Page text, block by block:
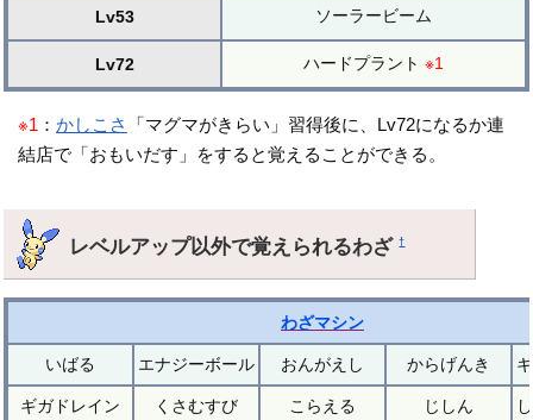
Lv53 ソーラービーム
Lv72 ハードプラント ※1
※1 ：かしこさ
「マグマがきらい」習得後に、Lv72になるか連
結店で「おもいだす」をすると覚えることができる。
レベルアップ以外で覚えられるわざ†
わざマシン
いばる エナジーボール おんがえし からげんき
ギガドレイン くさむすび こらえる じしん